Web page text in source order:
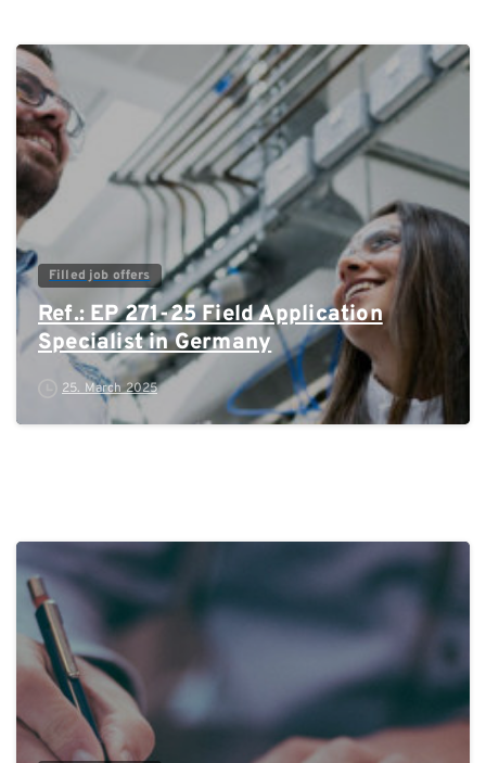
0
Filled job offers
Ref.: EP 271-25 Field Application
Specialist in Germany
25. March 2025